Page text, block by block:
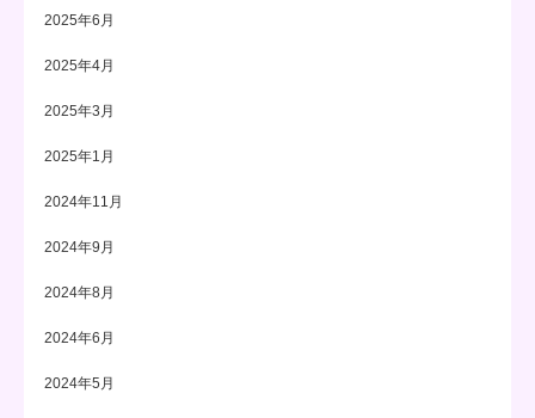
2025年6月
2025年4月
2025年3月
2025年1月
2024年11月
2024年9月
2024年8月
2024年6月
2024年5月